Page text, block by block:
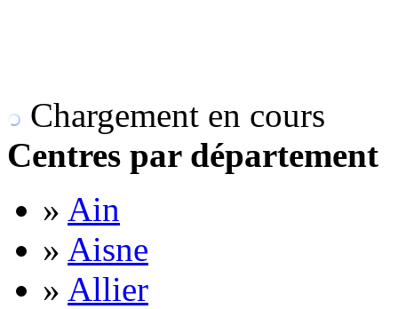
Chargement en cours
Centres par département
» Ain
» Aisne
» Allier